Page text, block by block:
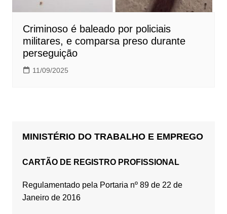
Criminoso é baleado por policiais
militares, e comparsa preso durante
perseguição
11/09/2025
MINISTÉRIO DO TRABALHO E EMPREGO
CARTÃO DE REGISTRO PROFISSIONAL
Regulamentado pela Portaria nº 89 de 22 de
Janeiro de 2016